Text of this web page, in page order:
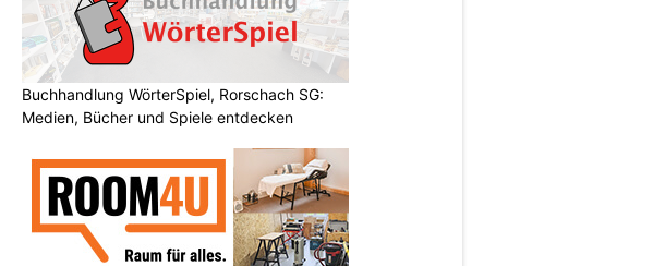
Buchhandlung WörterSpiel, Rorschach SG:
Medien, Bücher und Spiele entdecken